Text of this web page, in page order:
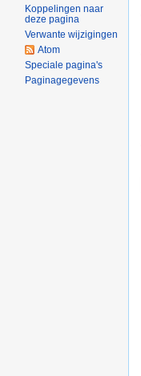
Koppelingen naar
deze pagina
Verwante wijzigingen
Atom
Speciale pagina's
Paginagegevens